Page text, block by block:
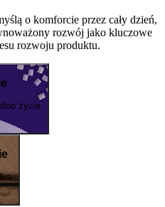
o komforcie przez cały dzień,
rozwój jako kluczowe
rozwoju produktu.
życie.